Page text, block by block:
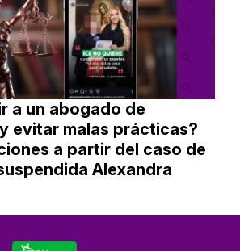
a un abogado de
evitar malas prácticas?
a partir del caso de
Alexandra